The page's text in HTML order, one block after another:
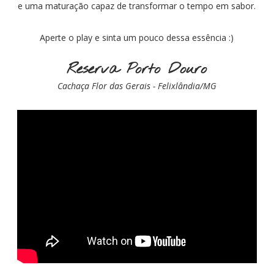
e uma maturação capaz de transformar o tempo em sabor.
Aperte o play e sinta um pouco dessa essência :)
Reserva Porto Douro
Cachaça Flor das Gerais - Felixlândia/MG